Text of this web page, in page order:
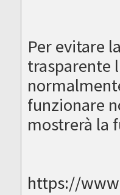
Per evitare
trasparente
funzionare
mostrerà la
https://